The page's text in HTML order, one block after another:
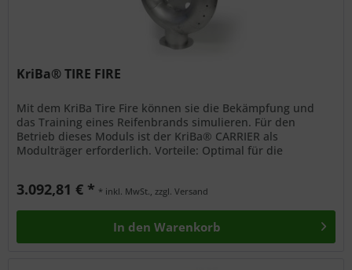
KriBa® TIRE FIRE
Mit dem KriBa Tire Fire können sie die Bekämpfung und
das Training eines Reifenbrands simulieren. Für den
Betrieb dieses Moduls ist der KriBa® CARRIER als
Modulträger erforderlich. Vorteile: Optimal für die
3.092,81 € * * inkl. MwSt., zzgl. Versand
In den Warenkorb